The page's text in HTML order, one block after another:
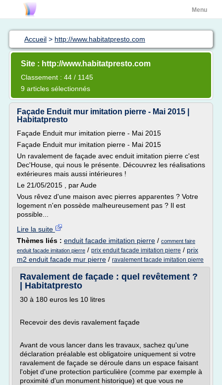
Menu
Accueil > http://www.habitatpresto.com
Site : http://www.habitatpresto.com
Classement : 44 / 1145
9 articles sélectionnés
Façade Enduit mur imitation pierre - Mai 2015 |
Habitatpresto
Façade Enduit mur imitation pierre - Mai 2015
Façade Enduit mur imitation pierre - Mai 2015
Un ravalement de façade avec enduit imitation pierre c'est
Dec'House, qui nous le présente. Découvrez les réalisations
extérieures mais aussi intérieures !
Le 21/05/2015 , par Aude
Vous rêvez d'une maison avec pierres apparentes ? Votre
logement n'en possède malheureusement pas ? Il est
possible...
Lire la suite
Thèmes liés : enduit facade imitation pierre / comment faire
enduit facade imitation pierre / prix enduit facade imitation pierre / prix
m2 enduit facade mur pierre / ravalement facade imitation pierre
Ravalement de façade : quel revêtement ?
| Habitatpresto
30 à 180 euros les 10 litres
Recevoir des devis ravalement façade
Avant de vous lancer dans les travaux, sachez qu'une
déclaration préalable est obligatoire uniquement si votre
ravalement de façade se déroule dans un espace faisant
l'objet d'une protection particulière (comme par exemple à
proximité d'un monument historique) et que vous ne